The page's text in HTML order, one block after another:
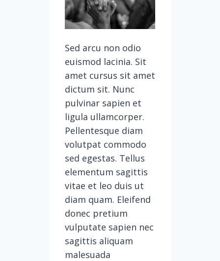
Sed arcu non odio
euismod lacinia. Sit
amet cursus sit amet
dictum sit. Nunc
pulvinar sapien et
ligula ullamcorper.
Pellentesque diam
volutpat commodo
sed egestas. Tellus
elementum sagittis
vitae et leo duis ut
diam quam. Eleifend
donec pretium
vulputate sapien nec
sagittis aliquam
malesuada